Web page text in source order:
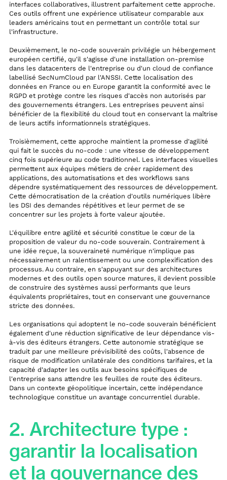
interfaces collaboratives, illustrent parfaitement cette approche.
Ces outils offrent une expérience utilisateur comparable aux
leaders américains tout en permettant un contrôle total sur
l'infrastructure.
Deuxièmement, le no-code souverain privilégie un hébergement
européen certifié, qu'il s'agisse d'une installation on-premise
dans les datacenters de l'entreprise ou d'un cloud de confiance
labellisé SecNumCloud par l'ANSSI. Cette localisation des
données en France ou en Europe garantit la conformité avec le
RGPD et protège contre les risques d'accès non autorisés par
des gouvernements étrangers. Les entreprises peuvent ainsi
bénéficier de la flexibilité du cloud tout en conservant la maîtrise
de leurs actifs informationnels stratégiques.
Troisièmement, cette approche maintient la promesse d'agilité
qui fait le succès du no-code : une vitesse de développement
cinq fois supérieure au code traditionnel. Les interfaces visuelles
permettent aux équipes métiers de créer rapidement des
applications, des automatisations et des workflows sans
dépendre systématiquement des ressources de développement.
Cette démocratisation de la création d'outils numériques libère
les DSI des demandes répétitives et leur permet de se
concentrer sur les projets à forte valeur ajoutée.
L'équilibre entre agilité et sécurité constitue le cœur de la
proposition de valeur du no-code souverain. Contrairement à
une idée reçue, la souveraineté numérique n'implique pas
nécessairement un ralentissement ou une complexification des
processus. Au contraire, en s'appuyant sur des architectures
modernes et des outils open source matures, il devient possible
de construire des systèmes aussi performants que leurs
équivalents propriétaires, tout en conservant une gouvernance
stricte des données.
Les organisations qui adoptent le no-code souverain bénéficient
également d'une réduction significative de leur dépendance vis-
à-vis des éditeurs étrangers. Cette autonomie stratégique se
traduit par une meilleure prévisibilité des coûts, l'absence de
risque de modification unilatérale des conditions tarifaires, et la
capacité d'adapter les outils aux besoins spécifiques de
l'entreprise sans attendre les feuilles de route des éditeurs.
Dans un contexte géopolitique incertain, cette indépendance
technologique constitue un avantage concurrentiel durable.
2. Architecture type :
garantir la localisation
et la gouvernance des